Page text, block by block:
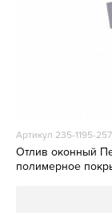
Артикул 235-1195-257
Отлив оконный
полимерное